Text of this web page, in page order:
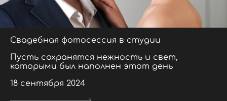
Свадебная фотосессия в студии
Пусть сохранятся нежность и свет,
которыми был наполнен этот день
18 сентября 2024